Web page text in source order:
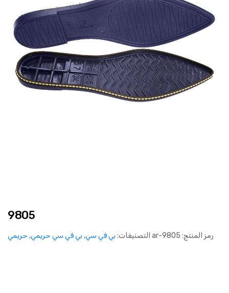
9805
رمز المنتج: 9805-ar التصنيفات: بي في سي, بي في سي حريمي, حريمي